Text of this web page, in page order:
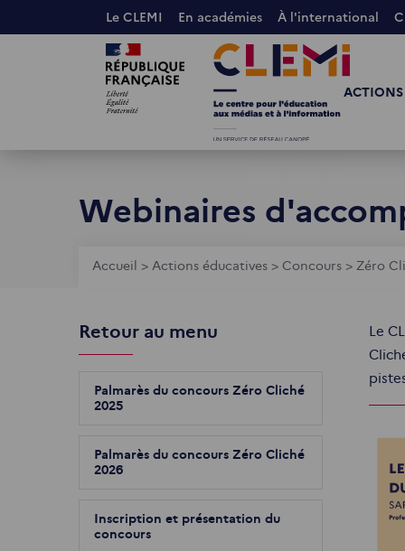
au
Le CLEMI En académies À l'international
Images Images
ACTIONS
Webinaires
Fil
Accueil > Actions éducatives > Concours > Zéro
Le
Retour au menu
Palmarès du concours Zéro Cliché
2025
Palmarès du concours Zéro Cliché
2026
Inscription et présentation du
concours